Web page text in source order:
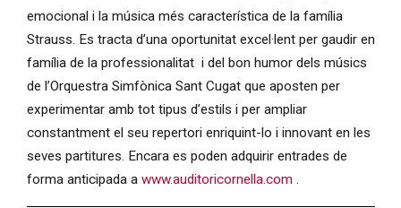
emocional i la música més característica de la família
Strauss. Es tracta d’una oportunitat excel·lent per gaudir en
família de la professionalitat i del bon humor dels músics
de l’Orquestra Simfònica Sant Cugat que aposten per
experimentar amb tot tipus d’estils i per ampliar
constantment el seu repertori enriquint-lo i innovant en les
seves partitures. Encara es poden adquirir entrades de
forma anticipada a www.auditoricornella.com .